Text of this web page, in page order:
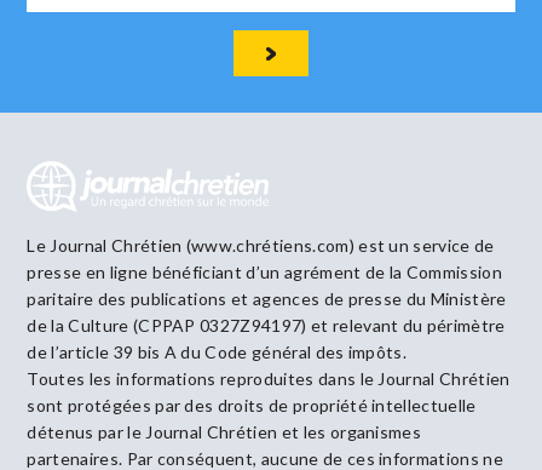
Le Journal Chrétien (www.chrétiens.com) est un service de
presse en ligne bénéficiant d’un agrément de la Commission
paritaire des publications et agences de presse du Ministère
de la Culture (CPPAP 0327Z94197) et relevant du périmètre
de l’article 39 bis A du Code général des impôts.
Toutes les informations reproduites dans le Journal Chrétien
sont protégées par des droits de propriété intellectuelle
détenus par le Journal Chrétien et les organismes
partenaires. Par conséquent, aucune de ces informations ne